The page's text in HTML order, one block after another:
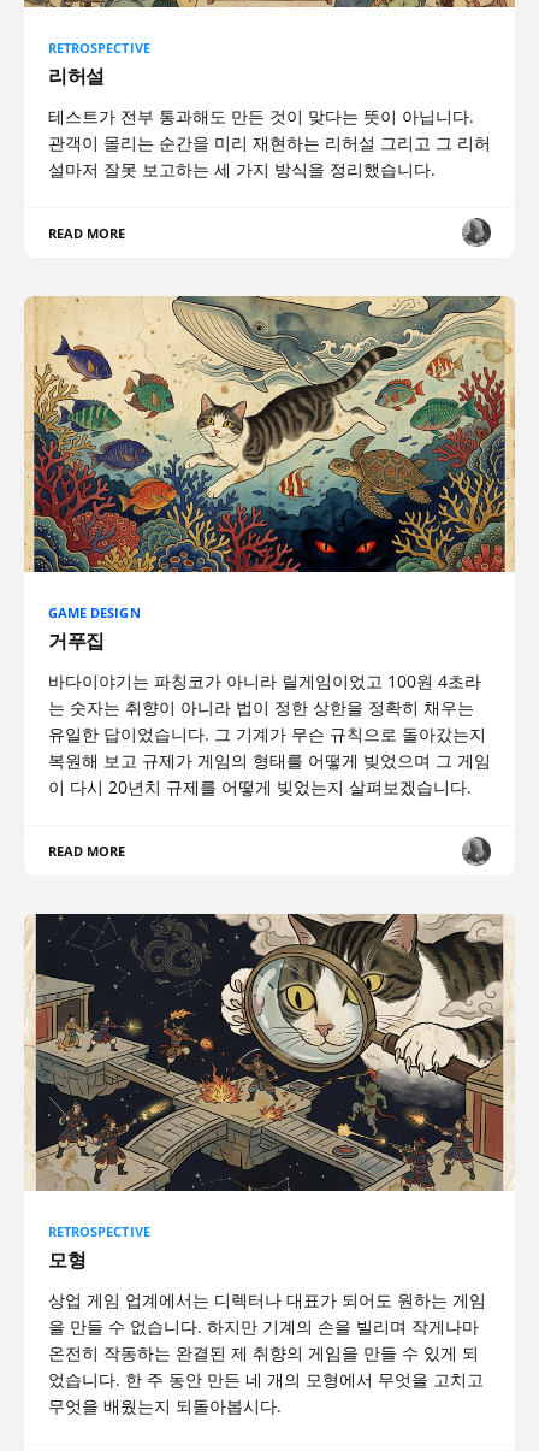
RETROSPECTIVE
리허설
테스트가 전부 통과해도 만든 것이 맞다는 뜻이 아닙니다.
관객이 몰리는 순간을 미리 재현하는 리허설 그리고 그 리허
설마저 잘못 보고하는 세 가지 방식을 정리했습니다.
READ MORE
GAME DESIGN
거푸집
바다이야기는 파칭코가 아니라 릴게임이었고 100원 4초라
는 숫자는 취향이 아니라 법이 정한 상한을 정확히 채우는
유일한 답이었습니다. 그 기계가 무슨 규칙으로 돌아갔는지
복원해 보고 규제가 게임의 형태를 어떻게 빚었으며 그 게임
이 다시 20년치 규제를 어떻게 빚었는지 살펴보겠습니다.
READ MORE
RETROSPECTIVE
모형
상업 게임 업계에서는 디렉터나 대표가 되어도 원하는 게임
을 만들 수 없습니다. 하지만 기계의 손을 빌리며 작게나마
온전히 작동하는 완결된 제 취향의 게임을 만들 수 있게 되
었습니다. 한 주 동안 만든 네 개의 모형에서 무엇을 고치고
무엇을 배웠는지 되돌아봅시다.